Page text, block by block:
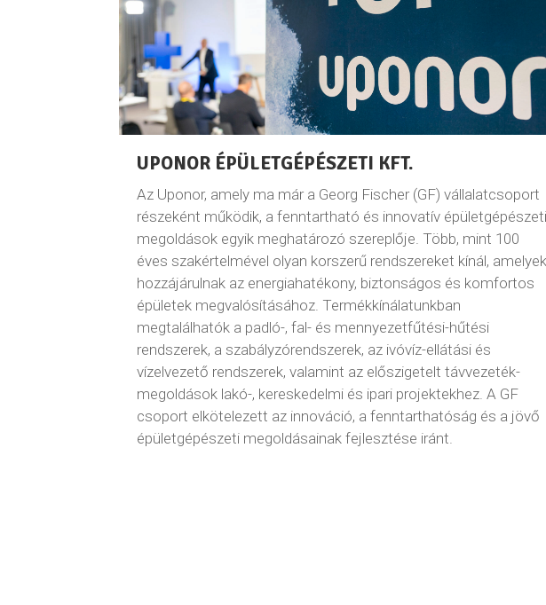
UPONOR ÉPÜLETGÉPÉSZETI KFT.
Az Uponor, amely ma már a Georg Fischer (GF) vállalatcsoport
részeként működik, a fenntartható és innovatív épületgépészeti
megoldások egyik meghatározó szereplője. Több, mint 100
éves szakértelmével olyan korszerű rendszereket kínál, amelyek
hozzájárulnak az energiahatékony, biztonságos és komfortos
épületek megvalósításához. Termékkínálatunkban
megtalálhatók a padló-, fal- és mennyezetfűtési-hűtési
rendszerek, a szabályzórendszerek, az ivóvíz-ellátási és
vízelvezető rendszerek, valamint az előszigetelt távvezeték-
megoldások lakó-, kereskedelmi és ipari projektekhez. A GF
csoport elkötelezett az innováció, a fenntarthatóság és a jövő
épületgépészeti megoldásainak fejlesztése iránt.